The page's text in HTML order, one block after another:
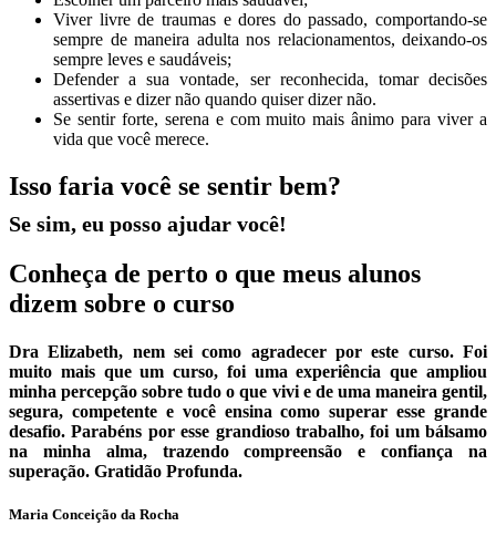
Viver livre de traumas e dores do passado, comportando-se
sempre de maneira adulta nos relacionamentos, deixando-os
sempre leves e saudáveis;
Defender a sua vontade, ser reconhecida, tomar decisões
assertivas e dizer não quando quiser dizer não.
Se sentir forte, serena e com muito mais ânimo para viver a
vida que você merece.
Isso faria você se sentir bem?
Se sim, eu posso ajudar você!
Conheça de perto o que meus alunos
dizem sobre o curso
Dra Elizabeth, nem sei como agradecer por este curso. Foi
muito mais que um curso, foi uma experiência que ampliou
minha percepção sobre tudo o que vivi e de uma maneira gentil,
segura, competente e você ensina como superar esse grande
desafio. Parabéns por esse grandioso trabalho, foi um bálsamo
na minha alma, trazendo compreensão e confiança na
superação. Gratidão Profunda.
Maria Conceição da Rocha